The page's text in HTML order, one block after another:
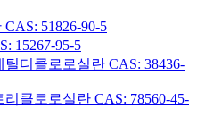
51826-90-5
15267-95-5
디클로로실란 CAS: 38436-
클로로실란 CAS: 78560-45-